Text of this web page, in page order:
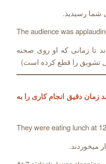
شما رسیدید.
The audience was
تا زمانی که او روی صحنه
تشویق را قطع کرده است)
زمان دقیق انجام کاری را به
They were eating lunch at
میخوردند.